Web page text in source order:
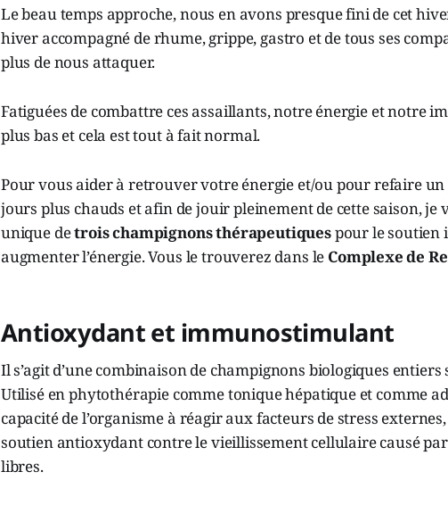
Le beau temps approche, nous en avons presque fini de cet
hiver accompagné de rhume, grippe, gastro et de tous ses
plus de nous attaquer.
Fatiguées de combattre ces assaillants, notre énergie et notre
plus bas et cela est tout à fait normal.
Pour vous aider à retrouver votre énergie et/ou pour refaire un
jours plus chauds et afin de jouir pleinement de cette saison, je
unique detrois champignons thérapeutiquespour le soutien
augmenter l’énergie. Vous le trouverez dans le Complexe de
Antioxydant et immunostimulant
Il s’agit d’une combinaison de champignons biologiques entiers
Utilisé en phytothérapie comme tonique hépatique et comme
capacité de l’organisme à réagir aux facteurs de stress
soutien antioxydant contre le vieillissement cellulaire causé
libres.